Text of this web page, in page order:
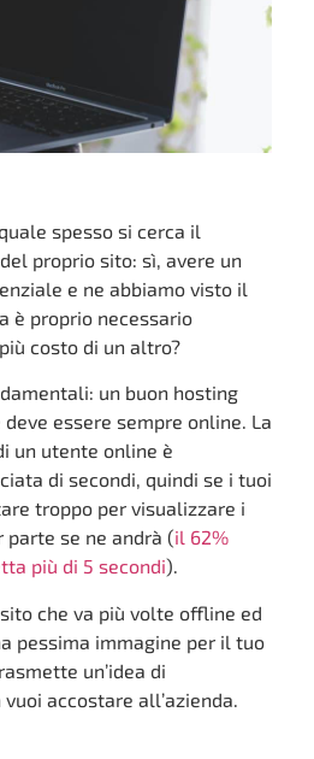
spesso si cerca il
proprio sito: sì, avere un
e ne abbiamo visto il
è proprio necessario
costo di un altro?
un buon hosting
essere sempre online. La
un utente online è
di secondi, quindi se i tuoi
troppo per visualizzare i
se ne andrà (il 62%
più di 5 secondi).
che va più volte offline ed
pessima immagine per il tuo
un’idea di
accostare all’azienda.